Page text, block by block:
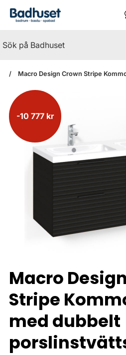
Macro Design Crown Stripe
-10 777 kr
Macro
Stripe
med dubbelt